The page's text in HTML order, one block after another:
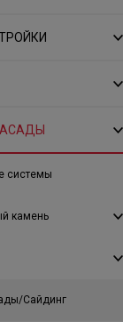
системы
камень
Сайдинг